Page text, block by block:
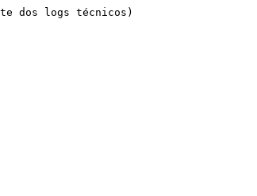
dos logs técnicos)